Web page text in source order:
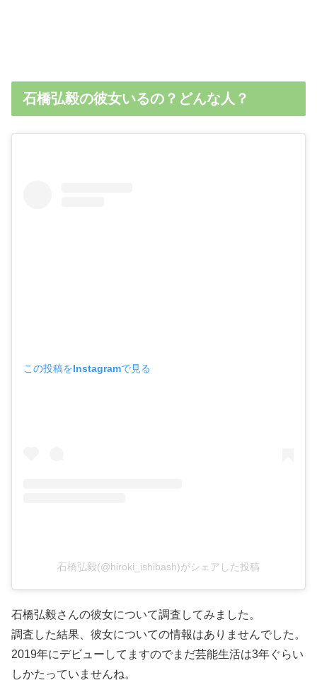
石橋弘毅の彼女いるの？どんな人？
この投稿をInstagramで見る
石橋弘毅(@hiroki_ishibash)がシェアした投稿
石橋弘毅さんの彼女について調査してみました。
調査した結果、彼女についての情報はありませんでした。
2019年にデビューしてますのでまだ芸能生活は3年ぐらい
しかたっていませんね。